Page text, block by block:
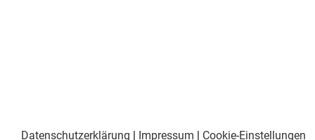
Datenschutzerklärung | Impressum | Cookie-Einstellungen